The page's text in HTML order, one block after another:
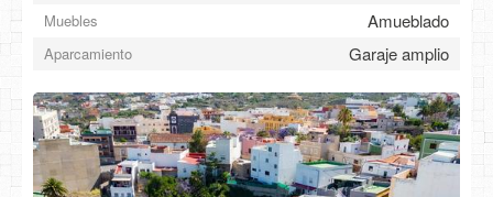
Muebles Amueblado
Aparcamiento Garaje amplio